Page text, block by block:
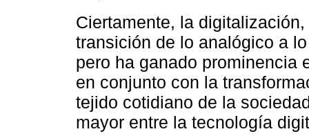
Ciertamente, la
transición de lo analógico a
pero ha ganado prominencia
en conjunto con la
tejido cotidiano de la
mayor entre la tecnología